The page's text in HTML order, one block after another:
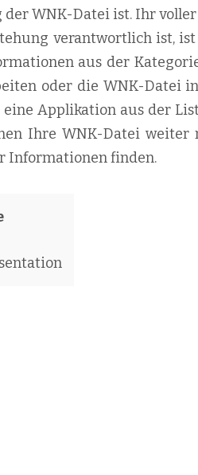
WNK-Datei ist. Ihr
verantwortlich ist, ist
aus der
oder die WNK-Datei
Applikation aus der
Ihre WNK-Datei weiter
Informationen finden.